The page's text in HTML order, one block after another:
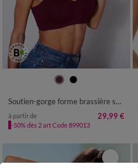
Soutien-gorge forme brassière spécial sport après opération du sein - sans armatures
à partir de 29,99 €
-50% dès 2 art Code 899013